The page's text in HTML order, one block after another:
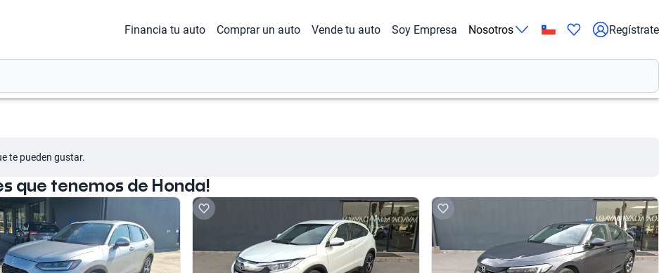
Financia tu auto Comprar un auto Vende tu auto Soy Empresa Nosotros Regístrate
te pueden gustar.
que tenemos de Honda!